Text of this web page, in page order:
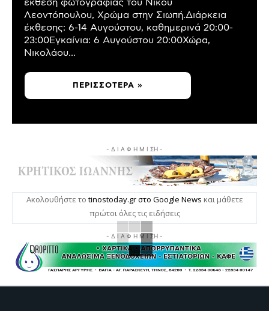
έκθεση φωτογραφίας του Νίκου
Λεοντόπουλου, Χρώμα στην Σιωπή.Διάρκεια
έκθεσης: 6-14 Αυγούστου, καθημερινά 20:00-
23:00Εγκαίνια: 6 Αυγούστου 20:00Χώρα,
Νικολάου...
ΠΕΡΙΣΣΌΤΕΡΑ »
- Δ Ι Α Φ Η Μ Ι ΣΗ -
Ακολουθήστε το tinostoday.gr στο Google News και μάθετε
πρώτοι όλες τις ειδήσεις
- Δ Ι Α Φ Η Μ Ι ΣΗ -